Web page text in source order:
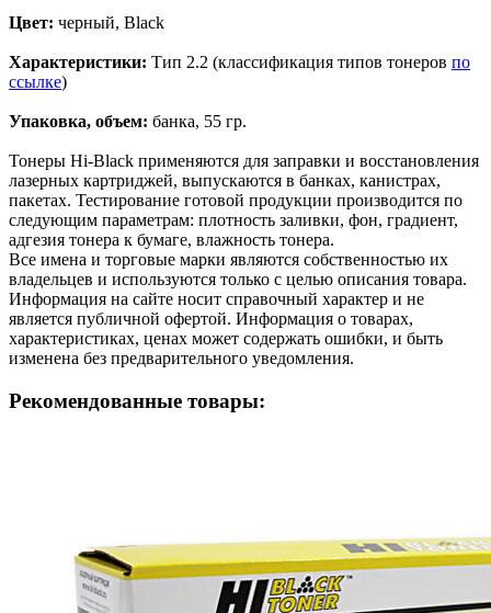
Цвет: черный, Black
Характеристики: Тип 2.2 (классификация типов тонеров по
ссылке)
Упаковка, объем: банка, 55 гр.
Тонеры Hi-Black применяются для заправки и восстановления
лазерных картриджей, выпускаются в банках, канистрах,
пакетах. Тестирование готовой продукции производится по
следующим параметрам: плотность заливки, фон, градиент,
адгезия тонера к бумаге, влажность тонера.
Все имена и торговые марки являются собственностью их
владельцев и используются только с целью описания товара.
Информация на сайте носит справочный характер и не
является публичной офертой. Информация о товарах,
характеристиках, ценах может содержать ошибки, и быть
изменена без предварительного уведомления.
Рекомендованные товары: